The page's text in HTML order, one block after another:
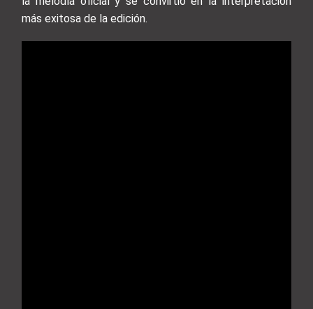
más exitosa de la edición.